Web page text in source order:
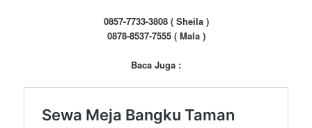
0857-7733-3808 ( Sheila )
0878-8537-7555 ( Mala )
Baca Juga :